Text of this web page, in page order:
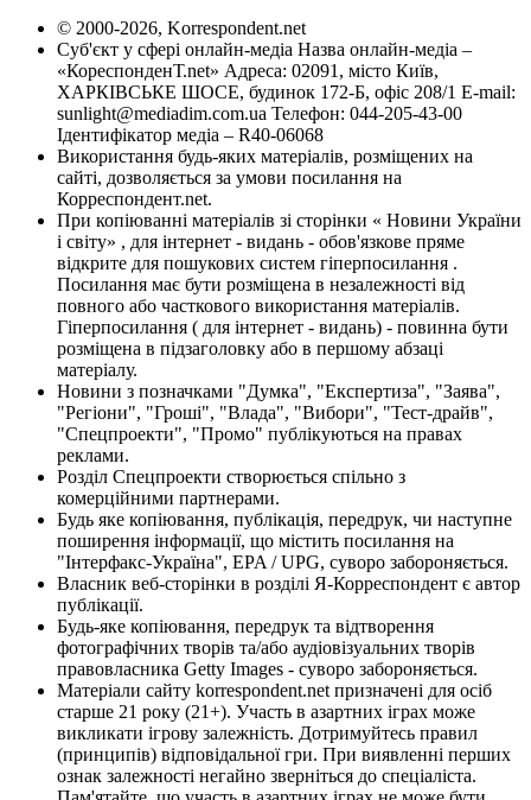
© 2000-2026, Korrespondent.net
Суб'єкт у сфері онлайн-медіа Назва онлайн-медіа –
«КореспонденТ.net» Адреса: 02091, місто Київ,
ХАРКІВСЬКЕ ШОСЕ, будинок 172-Б, офіс 208/1 E-mail:
sunlight@mediadim.com.ua Телефон: 044-205-43-00
Ідентифікатор медіа – R40-06068
Використання будь-яких матеріалів, розміщених на
сайті, дозволяється за умови посилання на
Корреспондент.net.
При копіюванні матеріалів зі сторінки « Новини України
і світу» , для інтернет - видань - обов'язкове пряме
відкрите для пошукових систем гіперпосилання .
Посилання має бути розміщена в незалежності від
повного або часткового використання матеріалів.
Гіперпосилання ( для інтернет - видань) - повинна бути
розміщена в підзаголовку або в першому абзаці
матеріалу.
Новини з позначками "Думка", "Експертиза", "Заява",
"Регіони", "Гроші", "Влада", "Вибори", "Тест-драйв",
"Спецпроекти", "Промо" публікуються на правах
реклами.
Розділ Спецпроекти створюється спільно з
комерційними партнерами.
Будь яке копіювання, публікація, передрук, чи наступне
поширення інформації, що містить посилання на
"Інтерфакс-Україна", EPA / UPG, суворо забороняється.
Власник веб-сторінки в розділі Я-Корреспондент є автор
публікації.
Будь-яке копіювання, передрук та відтворення
фотографічних творів та/або аудіовізуальних творів
правовласника Getty Images - суворо забороняється.
Матеріали сайту korrespondent.net призначені для осіб
старше 21 року (21+). Участь в азартних іграх може
викликати ігрову залежність. Дотримуйтесь правил
(принципів) відповідальної гри. При виявленні перших
ознак залежності негайно зверніться до спеціаліста.